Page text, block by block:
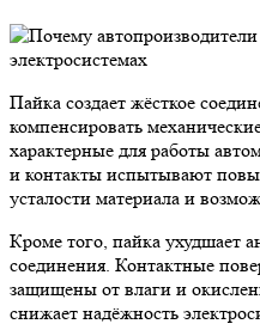
Пайка создает жёсткое
компенсировать
характерные для работы
и контакты испытывают
усталости материала и
Кроме того, пайка ухудшает
соединения. Контактные
защищены от влаги и
снижает надёжность